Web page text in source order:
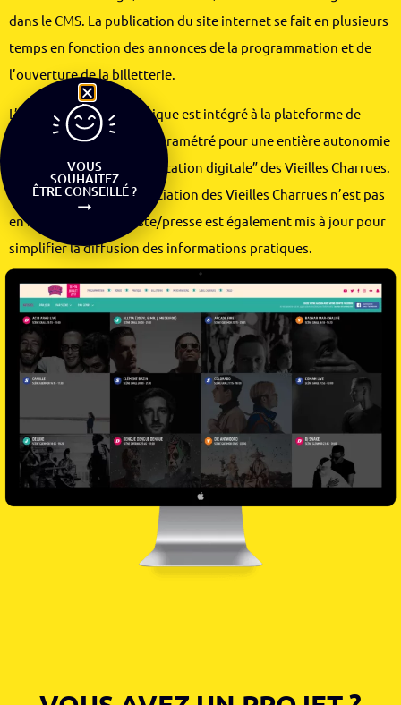
dans le CMS. La publication du site internet se fait en plusieurs
temps en fonction des annonces de la programmation et de
l’ouverture de la billetterie.
L’environnement graphique est intégré à la plateforme de
gestion de contenus et paramétré pour une entière autonomie
des équipes en “communication digitale” des Vieilles Charrues.
Le site internet de l’association des Vieilles Charrues n’est pas
en reste, l’espace artiste/presse est également mis à jour pour
simplifier la diffusion des informations pratiques.
Site internet :www.vieillescharrues.asso.fr
VOUS
SOUHAITEZ
ÊTRE CONSEILLÉ ?